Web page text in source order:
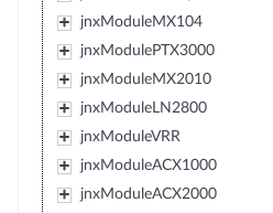
jnxModuleMX104
jnxModulePTX3000
jnxModuleMX2010
jnxModuleLN2800
jnxModuleVRR
jnxModuleACX1000
jnxModuleACX2000